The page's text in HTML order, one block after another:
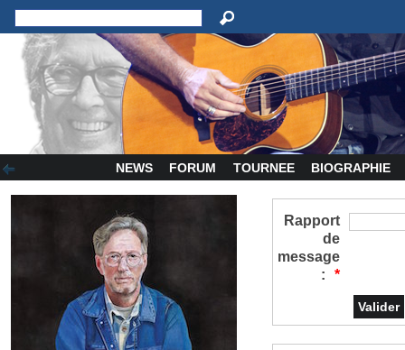
NEWS FORUM TOURNEE BIOGRAPHIE
Rapport
de
message
:
*